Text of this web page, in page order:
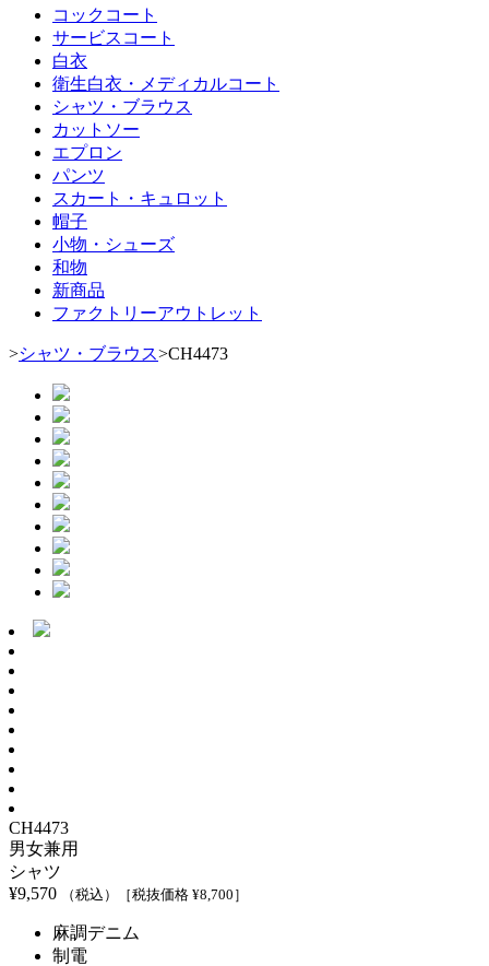
コックコート
サービスコート
白衣
衛生白衣・メディカルコート
シャツ・ブラウス
カットソー
エプロン
パンツ
スカート・キュロット
帽子
小物・シューズ
和物
新商品
ファクトリーアウトレット
>シャツ・ブラウス>CH4473
CH4473
男女兼用
シャツ
¥9,570 （税込） ［税抜価格 ¥8,700 ］
麻調デニム
制電